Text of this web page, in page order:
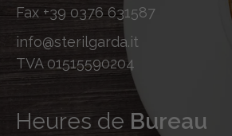
Fax +39 0376 631587
info@sterilgarda.it
TVA 01515590204
Heures de Bureau